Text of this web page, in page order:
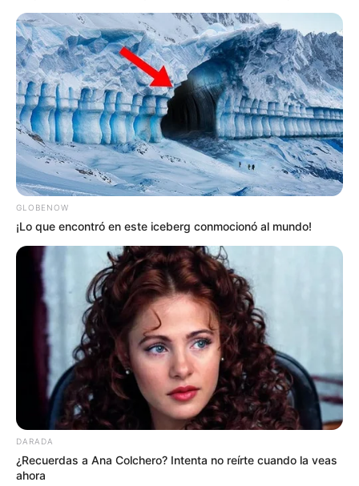
Los disturbios, que estallaron al final del encuentro,
fueron presuntamente orquestados por Allan Aquino de
Souza, un hincha del Sao Pablo.
Más información:La programación para el Mes de las
Personas Mayores en Medellín
Según el secretario de Seguridad de Medellín, Manuel
Villa, De Souza recibió un comparendo y una multa. Fue
trasladado al Centro de Traslado por Protección (CTP) y,
Colombia para su deportación. Las autoridades
solicitarán formalmente que se le prohíba el reingreso al
país en el futuro.
El secretario de Seguridad, Villa, enfatizó en que "no crean
que van a venir a Medellín a empañar la fiesta y la cultura
del fútbol y que nada les va a pasar".
Los videos del incidente, que se han viralizado en las
redes sociales, muestran una intervención policial en la
tribuna de los hinchas visitantes, donde se aprecia a un
grupo de aficionados discutiendo.
COMPARTIR
GLOBENOW
¡Lo que encontró en este iceberg conmocionó al mundo!
DARADA
¿Recuerdas a Ana Colchero? Intenta no reírte cuando la veas
ahora